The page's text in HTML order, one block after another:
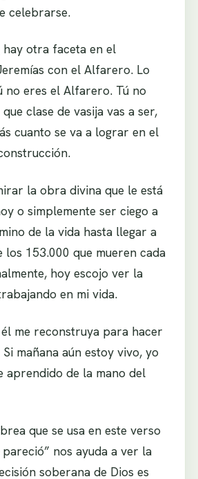
celebrarse.
hay otra faceta en el
con el Alfarero. Lo
no eres el Alfarero. Tú no
clase de vasija vas a ser,
cuanto se va a lograr en el
la obra divina que le está
o simplemente ser ciego a
de la vida hasta llegar a
los 153.000 que mueren cada
hoy escojo ver la
en mi vida.
me reconstruya para hacer
mañana aún estoy vivo, yo
aprendido de la mano del
que se usa en este verso
nos ayuda a ver la
soberana de Dios es